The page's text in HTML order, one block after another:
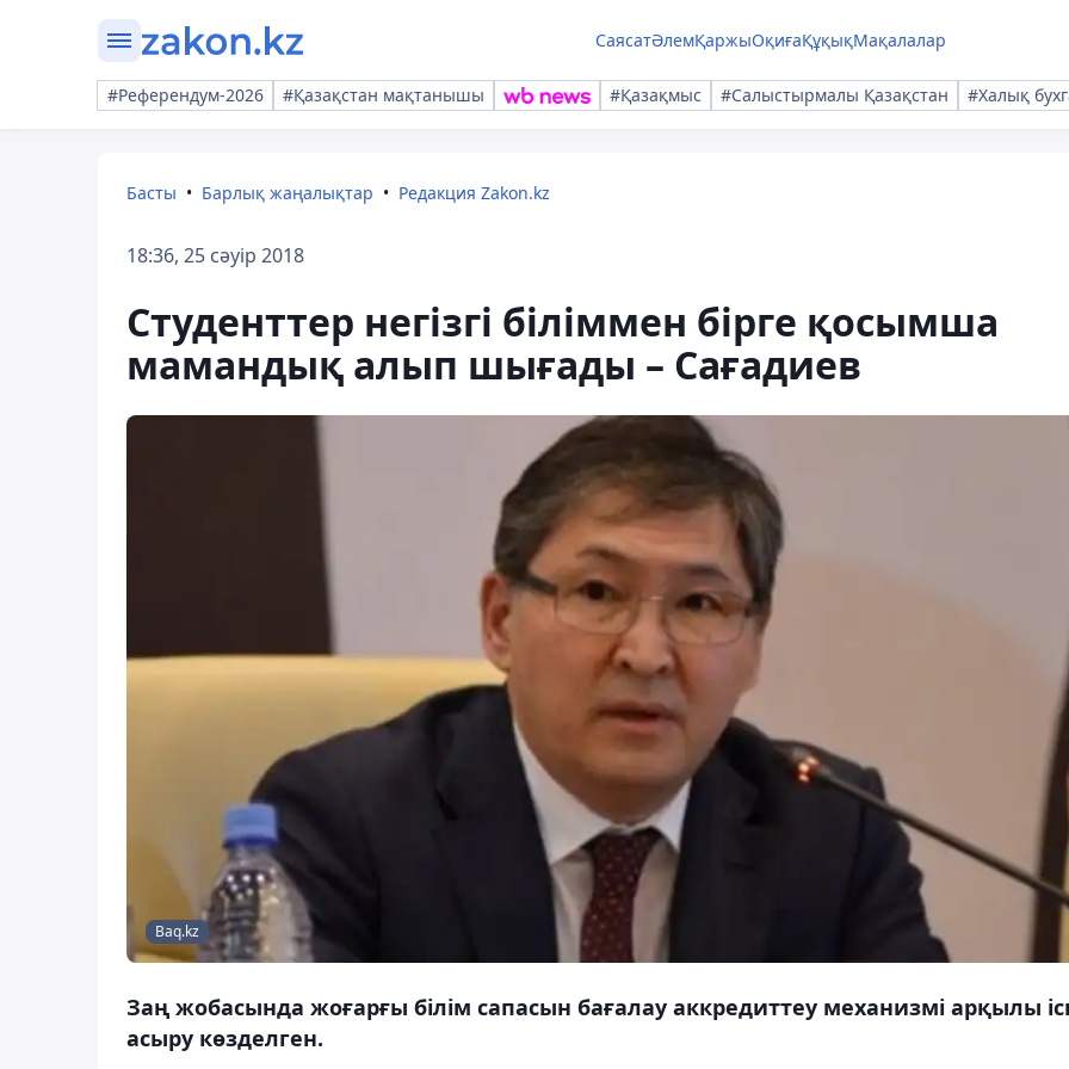
СаясатӘлемҚаржыОқиғаҚұқықМақалалар
#Референдум-2026 #Қазақстан мақтанышы #Қазақмыс #Салыстырмалы Қазақстан #Халық
Басты Барлық жаңалықтар Редакция Zakon.kz
18:36, 25 сәуір 2018
Студенттер негізгі біліммен бірге қосымша
мамандық алып шығады – Сағадиев
Baq.kz
Заң жобасында жоғарғы білім сапасын бағалау аккредиттеу механизмі арқылы
асыру көзделген.